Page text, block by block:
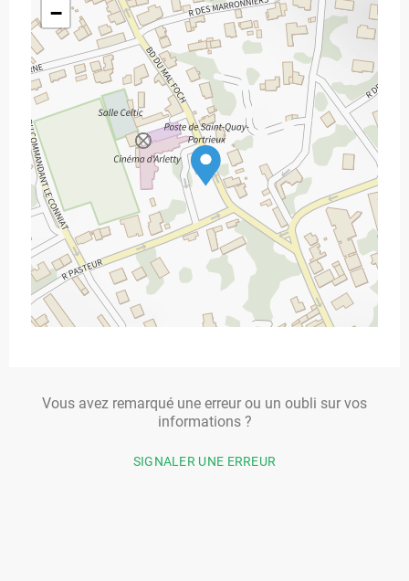
−
Vous avez remarqué une erreur ou un oubli sur vos
informations ?
SIGNALER UNE ERREUR